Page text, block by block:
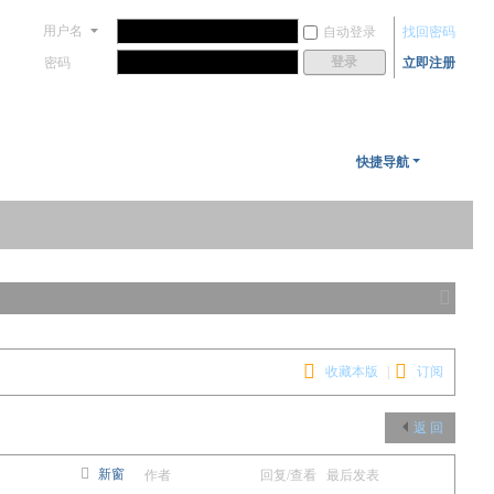
用户名 自动登录
找回密码
密码
登录 立即注册
快捷导航
切
窄
版
收藏本版 订阅
返 回
新窗 作者 回复/查看 最后发表